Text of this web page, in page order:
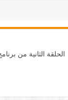
الحلقة الثانية من